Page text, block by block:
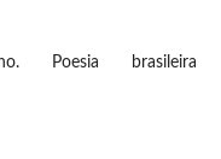
Poesia brasileira